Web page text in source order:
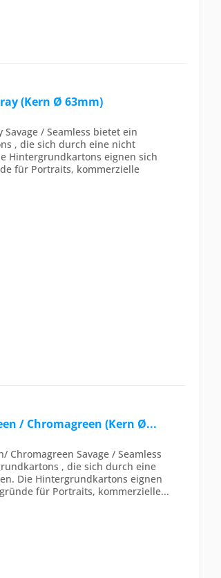
(Kern Ø 63mm)
/ Seamless bietet ein
, die sich durch eine nicht
Hintergrundkartons eignen sich
für Portraits, kommerzielle
/ Chromagreen (Kern Ø...
Chromagreen Savage / Seamless
, die sich durch eine
Die Hintergrundkartons eignen
für Portraits, kommerzielle...